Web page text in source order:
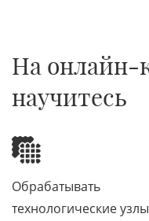
На онлайн-
научитесь
Обрабатывать
технологические узлы